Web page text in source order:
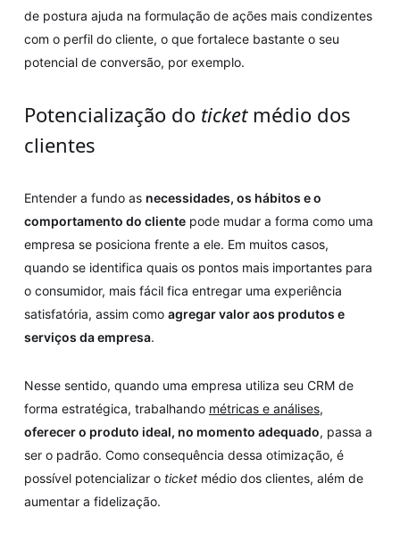
de postura ajuda na formulação de ações mais condizentes
com o perfil do cliente, o que fortalece bastante o seu
potencial de conversão, por exemplo.
Potencialização do ticketmédio dos
clientes
Entender a fundo as necessidades, os hábitos e o
comportamento do clientepode mudar a forma como uma
empresa se posiciona frente a ele. Em muitos casos,
quando se identifica quais os pontos mais importantes para
o consumidor, mais fácil fica entregar uma experiência
satisfatória, assim como agregar valor aos produtos e
serviços da empresa.
Nesse sentido, quando uma empresa utiliza seu CRM de
forma estratégica, trabalhando métricas e análises,
oferecer o produto ideal, no momento adequado, passa a
ser o padrão. Como consequência dessa otimização, é
possível potencializar o ticket médio dos clientes, além de
aumentar a fidelização.